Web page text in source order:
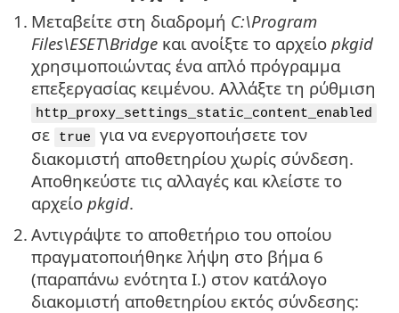
1. Μεταβείτε στη διαδρομή C:\Program
Files\ESET\Bridge και ανοίξτε το αρχείο pkgid
χρησιμοποιώντας ένα απλό πρόγραμμα
επεξεργασίας κειμένου. Αλλάξτε τη ρύθμιση
http_proxy_settings_static_content_enabled
σε true
για να ενεργοποιήσετε τον
διακομιστή αποθετηρίου χωρίς σύνδεση.
Αποθηκεύστε τις αλλαγές και κλείστε το
αρχείο pkgid.
2. Αντιγράψτε το αποθετήριο του οποίου
πραγματοποιήθηκε λήψη στο βήμα 6
(παραπάνω ενότητα I.) στον κατάλογο
διακομιστή αποθετηρίου εκτός σύνδεσης: